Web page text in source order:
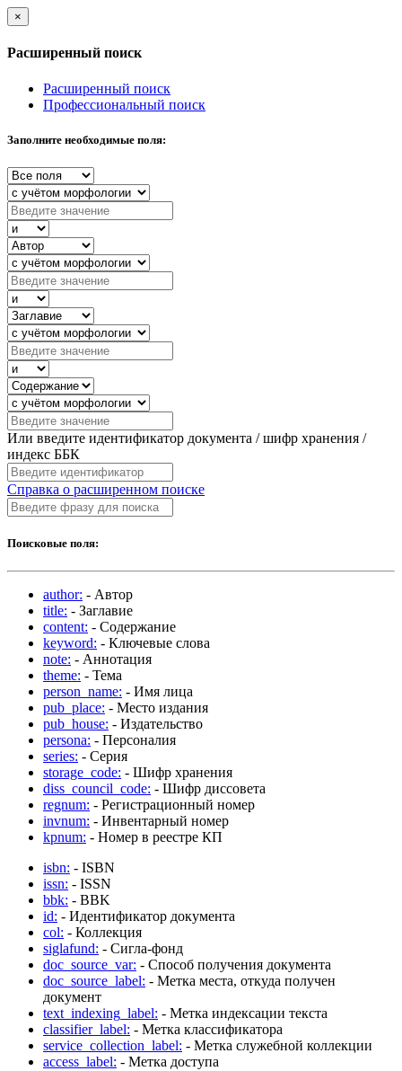
×
Расширенный поиск
Расширенный поиск
Профессиональный поиск
Заполните необходимые поля:
Или введите идентификатор документа / шифр хранения /
индекс ББК
Справка о расширенном поиске
Поисковые поля:
author: - Автор
title: - Заглавие
content: - Содержание
keyword: - Ключевые слова
note: - Аннотация
theme: - Тема
person_name: - Имя лица
pub_place: - Место издания
pub_house: - Издательство
persona: - Персоналия
series: - Серия
storage_code: - Шифр хранения
diss_council_code: - Шифр диссовета
regnum: - Регистрационный номер
invnum: - Инвентарный номер
kpnum: - Номер в реестре КП
isbn: - ISBN
issn: - ISSN
bbk: - BBK
id: - Идентификатор документа
col: - Коллекция
siglafund: - Сигла-фонд
doc_source_var: - Способ получения документа
doc_source_label: - Метка места, откуда получен
документ
text_indexing_label: - Метка индексации текста
classifier_label: - Метка классификатора
service_collection_label: - Метка служебной коллекции
access_label: - Метка доступа